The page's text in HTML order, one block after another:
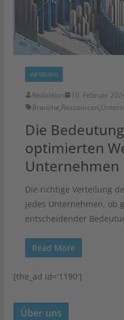
WERBUNG
Redaktion 10. Februar
Branche,Ressourcen,
Die
optimierten
Unternehmen
Die richtige Verteilung
jedes Unternehmen, ob
entscheidender
Read More
[the_ad id='1190']
Über uns